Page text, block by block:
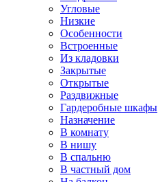
Угловые
Низкие
Особенности
Встроенные
Из кладовки
Закрытые
Открытые
Раздвижные
Гардеробные шкафы
Назначение
В комнату
В нишу
В спальню
В частный дом